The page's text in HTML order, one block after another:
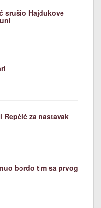
srušio Hajdukove
Repčić za nastavak
bordo tim sa prvog